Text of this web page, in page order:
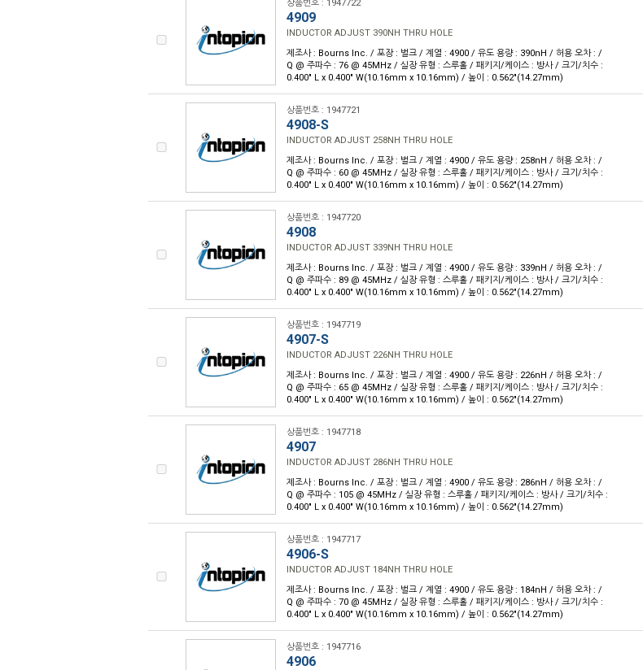
상품번호 : 1947722
4909
INDUCTOR ADJUST 390NH THRU HOLE
제조사 : Bourns Inc. / 포장 : 벌크 / 계열 : 4900 / 유도 용량 : 390nH / 허용 오차 : /
Q @ 주파수 : 76 @ 45MHz / 실장 유형 : 스루홀 / 패키지/케이스 : 방사 / 크기/치수 :
0.400" L x 0.400" W(10.16mm x 10.16mm) / 높이 : 0.562"(14.27mm)
상품번호 : 1947721
4908-S
INDUCTOR ADJUST 258NH THRU HOLE
제조사 : Bourns Inc. / 포장 : 벌크 / 계열 : 4900 / 유도 용량 : 258nH / 허용 오차 : /
Q @ 주파수 : 60 @ 45MHz / 실장 유형 : 스루홀 / 패키지/케이스 : 방사 / 크기/치수 :
0.400" L x 0.400" W(10.16mm x 10.16mm) / 높이 : 0.562"(14.27mm)
상품번호 : 1947720
4908
INDUCTOR ADJUST 339NH THRU HOLE
제조사 : Bourns Inc. / 포장 : 벌크 / 계열 : 4900 / 유도 용량 : 339nH / 허용 오차 : /
Q @ 주파수 : 89 @ 45MHz / 실장 유형 : 스루홀 / 패키지/케이스 : 방사 / 크기/치수 :
0.400" L x 0.400" W(10.16mm x 10.16mm) / 높이 : 0.562"(14.27mm)
상품번호 : 1947719
4907-S
INDUCTOR ADJUST 226NH THRU HOLE
제조사 : Bourns Inc. / 포장 : 벌크 / 계열 : 4900 / 유도 용량 : 226nH / 허용 오차 : /
Q @ 주파수 : 65 @ 45MHz / 실장 유형 : 스루홀 / 패키지/케이스 : 방사 / 크기/치수 :
0.400" L x 0.400" W(10.16mm x 10.16mm) / 높이 : 0.562"(14.27mm)
상품번호 : 1947718
4907
INDUCTOR ADJUST 286NH THRU HOLE
제조사 : Bourns Inc. / 포장 : 벌크 / 계열 : 4900 / 유도 용량 : 286nH / 허용 오차 : /
Q @ 주파수 : 105 @ 45MHz / 실장 유형 : 스루홀 / 패키지/케이스 : 방사 / 크기/치수 :
0.400" L x 0.400" W(10.16mm x 10.16mm) / 높이 : 0.562"(14.27mm)
상품번호 : 1947717
4906-S
INDUCTOR ADJUST 184NH THRU HOLE
제조사 : Bourns Inc. / 포장 : 벌크 / 계열 : 4900 / 유도 용량 : 184nH / 허용 오차 : /
Q @ 주파수 : 70 @ 45MHz / 실장 유형 : 스루홀 / 패키지/케이스 : 방사 / 크기/치수 :
0.400" L x 0.400" W(10.16mm x 10.16mm) / 높이 : 0.562"(14.27mm)
상품번호 : 1947716
4906